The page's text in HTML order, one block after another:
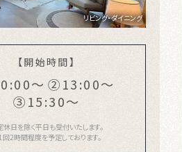
リビング・ダイニング
【開始時間】
〜 ②13:00〜
③15:30〜
日を除く平日も受付いたします。
2時間程度を予定しております。